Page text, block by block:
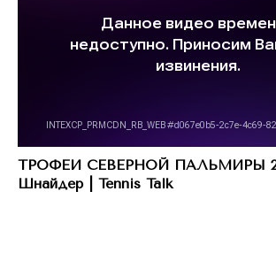
ТРОФЕИ СЕВЕРНОЙ ПАЛЬМИРЫ
Шнайдер | Tennis Talk